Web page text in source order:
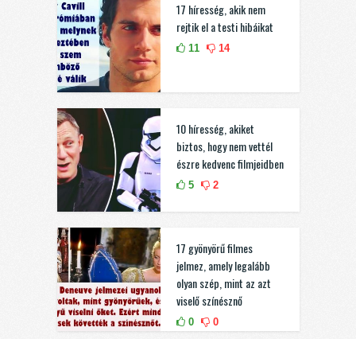
17 híresség, akik nem
rejtik el a testi hibáikat
11 14
10 híresség, akiket
biztos, hogy nem vettél
észre kedvenc filmjeidben
5 2
17 gyönyörű filmes
jelmez, amely legalább
olyan szép, mint az azt
viselő színésznő
0 0